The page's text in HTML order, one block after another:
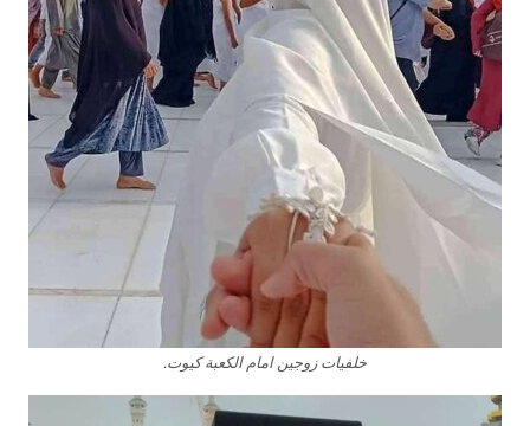
خلفيات زوجين امام الكعبة كيوت.